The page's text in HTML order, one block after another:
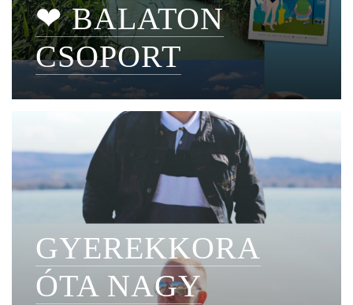
❤ BALATON
CSOPORT
GYEREKKORA
ÓTA NAGY